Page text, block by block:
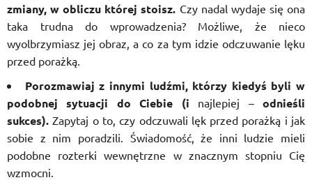
zmiany, w obliczu której stoisz. Czy nadal wydaje się ona
taka trudna do wprowadzenia? Możliwe, że nieco
wyolbrzymiasz jej obraz, a co za tym idzie odczuwanie lęku
przed porażką.
Porozmawiaj z innymi ludźmi, którzy kiedyś byli w
podobnej sytuacji do Ciebie
(i najlepiej –odnieśli
sukces). Zapytaj o to, czy odczuwali lęk przed porażką i jak
sobie z nim poradzili. Świadomość, że inni ludzie mieli
podobne rozterki wewnętrzne w znacznym stopniu Cię
wzmocni.